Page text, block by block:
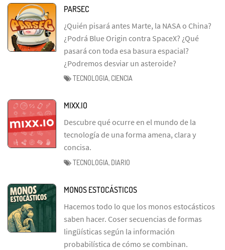
PARSEC
¿Quién pisará antes Marte, la NASA o China?
¿Podrá Blue Origin contra SpaceX? ¿Qué
pasará con toda esa basura espacial?
¿Podremos desviar un asteroide?
TECNOLOGIA, CIENCIA
MIXX.IO
Descubre qué ocurre en el mundo de la
tecnología de una forma amena, clara y
concisa.
TECNOLOGIA, DIARIO
MONOS ESTOCÁSTICOS
Hacemos todo lo que los monos estocásticos
saben hacer. Coser secuencias de formas
lingüísticas según la información
probabilística de cómo se combinan.